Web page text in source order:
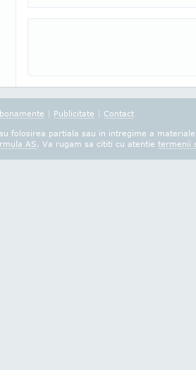
| Publicitate | Contact
folosirea partiala sau in intregime a
AS. Va rugam sa cititi cu atentie termenii